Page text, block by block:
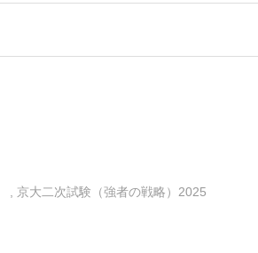
京大二次試験（強者の戦略）2025